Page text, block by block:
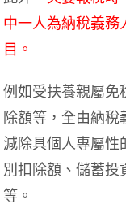
中一人為納稅義務
目。
例如受扶養親屬免
除額等，全由納
減除具個人專屬性
別扣除額、儲蓄投
等。